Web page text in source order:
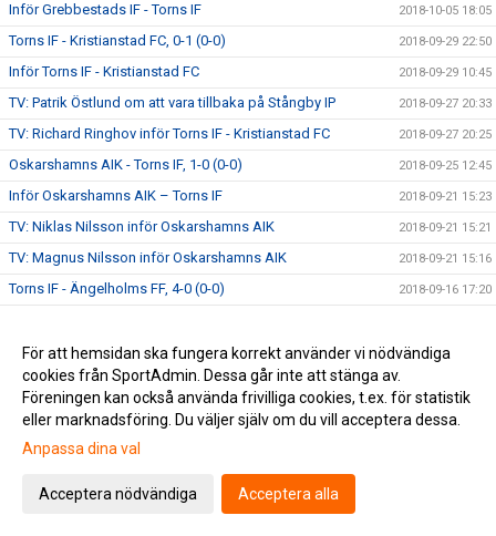
Inför Grebbestads IF - Torns IF 2018-10-05 18:05
Torns IF - Kristianstad FC, 0-1 (0-0) 2018-09-29 22:50
Inför Torns IF - Kristianstad FC 2018-09-29 10:45
TV: Patrik Östlund om att vara tillbaka på Stångby IP 2018-09-27 20:33
TV: Richard Ringhov inför Torns IF - Kristianstad FC 2018-09-27 20:25
Oskarshamns AIK - Torns IF, 1-0 (0-0) 2018-09-25 12:45
Inför Oskarshamns AIK – Torns IF 2018-09-21 15:23
TV: Niklas Nilsson inför Oskarshamns AIK 2018-09-21 15:21
TV: Magnus Nilsson inför Oskarshamns AIK 2018-09-21 15:16
Torns IF - Ängelholms FF, 4-0 (0-0) 2018-09-16 17:20
Ljungskile SK - Torns IF, 1-1 (0-1) 2018-09-10 00:10
Inför Ljungskile SK - Torns IF 2018-09-09 11:00
TV: Richard Ringhov inför Ljungskile SK 2018-09-07 20:57
TV: Daniel Hidefält Thulin inför Ljungskile SK
Inför Torns IF - Mjällby AIF
För att hemsidan ska fungera korrekt använder vi nödvändiga
cookies från SportAdmin. Dessa går inte att stänga av.
Föreningen kan också använda frivilliga cookies, t.ex. för statistik
eller marknadsföring. Du väljer själv om du vill acceptera dessa.
Anpassa dina val
Acceptera nödvändiga Acceptera alla